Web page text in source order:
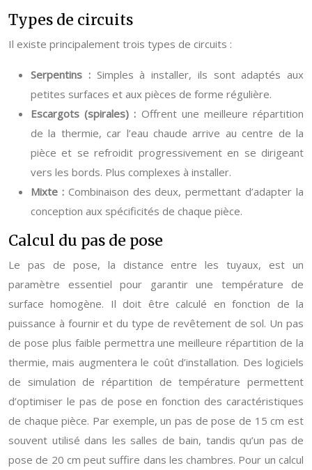
Types de circuits
Il existe principalement trois types de circuits :
Serpentins : Simples à installer, ils sont adaptés aux
petites surfaces et aux pièces de forme régulière.
Escargots (spirales) : Offrent une meilleure répartition
de la thermie, car l’eau chaude arrive au centre de la
pièce et se refroidit progressivement en se dirigeant
vers les bords. Plus complexes à installer.
Mixte : Combinaison des deux, permettant d’adapter la
conception aux spécificités de chaque pièce.
Calcul du pas de pose
Le pas de pose, la distance entre les tuyaux, est un
paramètre essentiel pour garantir une température de
surface homogène. Il doit être calculé en fonction de la
puissance à fournir et du type de revêtement de sol. Un pas
de pose plus faible permettra une meilleure répartition de la
thermie, mais augmentera le coût d’installation. Des logiciels
de simulation de répartition de température permettent
d’optimiser le pas de pose en fonction des caractéristiques
de chaque pièce. Par exemple, un pas de pose de 15 cm est
souvent utilisé dans les salles de bain, tandis qu’un pas de
pose de 20 cm peut suffire dans les chambres. Pour un calcul